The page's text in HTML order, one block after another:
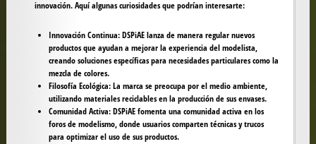
innovación. Aquí algunas curiosidades que podrían interesarte:
Innovación Continua:DSPiAE lanza de manera regular nuevos
productos que ayudan a mejorar la experiencia del modelista,
creando soluciones específicas para necesidades particulares como la
mezcla de colores.
Filosofía Ecológica:La marca se preocupa por el medio ambiente,
utilizando materiales reciclables en la producción de sus envases.
Comunidad Activa:DSPiAE fomenta una comunidad activa en los
foros de modelismo, donde usuarios comparten técnicas y trucos
para optimizar el uso de sus productos.